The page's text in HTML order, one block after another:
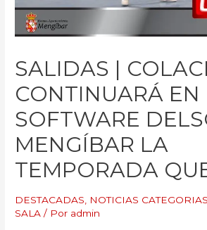
SALIDAS |
CONTINUARÁ EN
SOFTWARE
MENGÍBAR LA
TEMPORADA
DESTACADAS
NOTICIAS
SALA / Por admin